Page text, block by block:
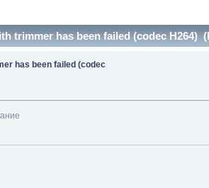
trimmer has been failed (codec H264)
has been failed (codec